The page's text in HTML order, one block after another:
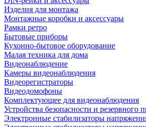
Изделия для монтажа
Монтажные коробки и аксессуары
Рамки ретро
Бытовые приборы
Кухонно-бытовое оборудование
Малая техника для дома
Видеонаблюдение
Камеры видеонаблюдения
Видеорегистраторы
Видеодомофоны
Комплектующее для видеонаблюдения
Устройства безопасности и резервного
Электронные стабилизаторы